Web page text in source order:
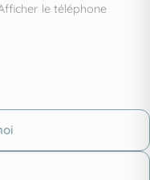
le téléphone